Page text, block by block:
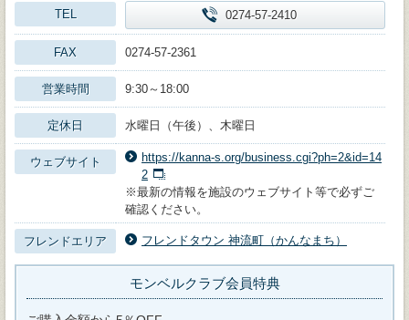
TEL 0274-57-2410
FAX 0274-57-2361
営業時間 9:30～18:00
定休日 水曜日（午後）、木曜日
ウェブサイト
https://kanna-s.org/business.cgi?ph=2&id=14
2
※最新の情報を施設のウェブサイト等で必ずご
確認ください。
フレンドエリア フレンドタウン 神流町（かんなまち）
モンベルクラブ会員特典